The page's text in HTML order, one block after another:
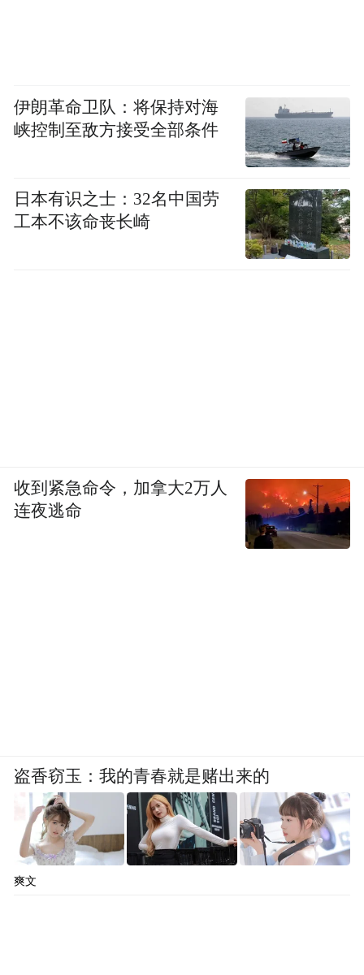
伊朗革命卫队：将保持对海
峡控制至敌方接受全部条件
日本有识之士：32名中国劳
工本不该命丧长崎
收到紧急命令，加拿大2万人
连夜逃命
盗香窃玉：我的青春就是赌出来的
爽文